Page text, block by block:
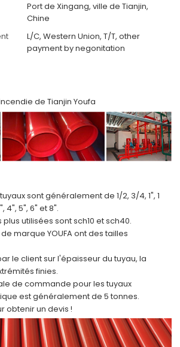
Port de Xingang, ville de Tianjin,
Chine
L/C, Western Union, T/T, other
payment by negonitation
de Tianjin Youfa
sont généralement de 1/2, 3/4, 1", 1
4", 5", 6" et 8".
utilisées sont sch10 et sch40.
marque YOUFA ont des tailles
le client sur l'épaisseur du tuyau, la
finies.
de commande pour les tuyaux
est généralement de 5 tonnes.
obtenir un devis !